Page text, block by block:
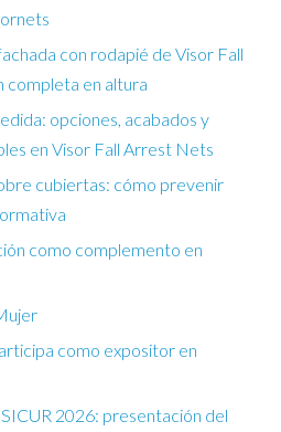
con rodapié de Visor Fall
en altura
opciones, acabados y
en Visor Fall Arrest Nets
cubiertas: cómo prevenir
como complemento en
como expositor en
2026: presentación del